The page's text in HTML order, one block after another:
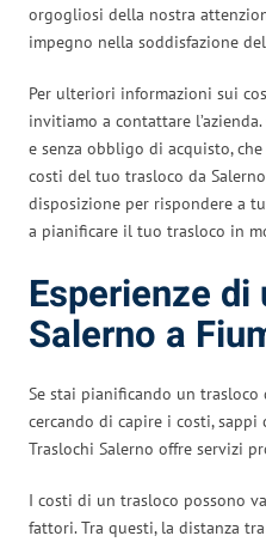
orgogliosi della nostra
impegno nella soddisfazione
Per ulteriori informazioni sui
invitiamo a contattare
e senza obbligo di acquisto,
costi del tuo trasloco da
disposizione per rispondere a
a pianificare il tuo trasloco in
Esperienze
Salerno a
Se stai pianificando un trasloco
cercando di capire i costi, sappi
Traslochi Salerno offre servizi
I costi di un trasloco possono
fattori. Tra questi, la distanza